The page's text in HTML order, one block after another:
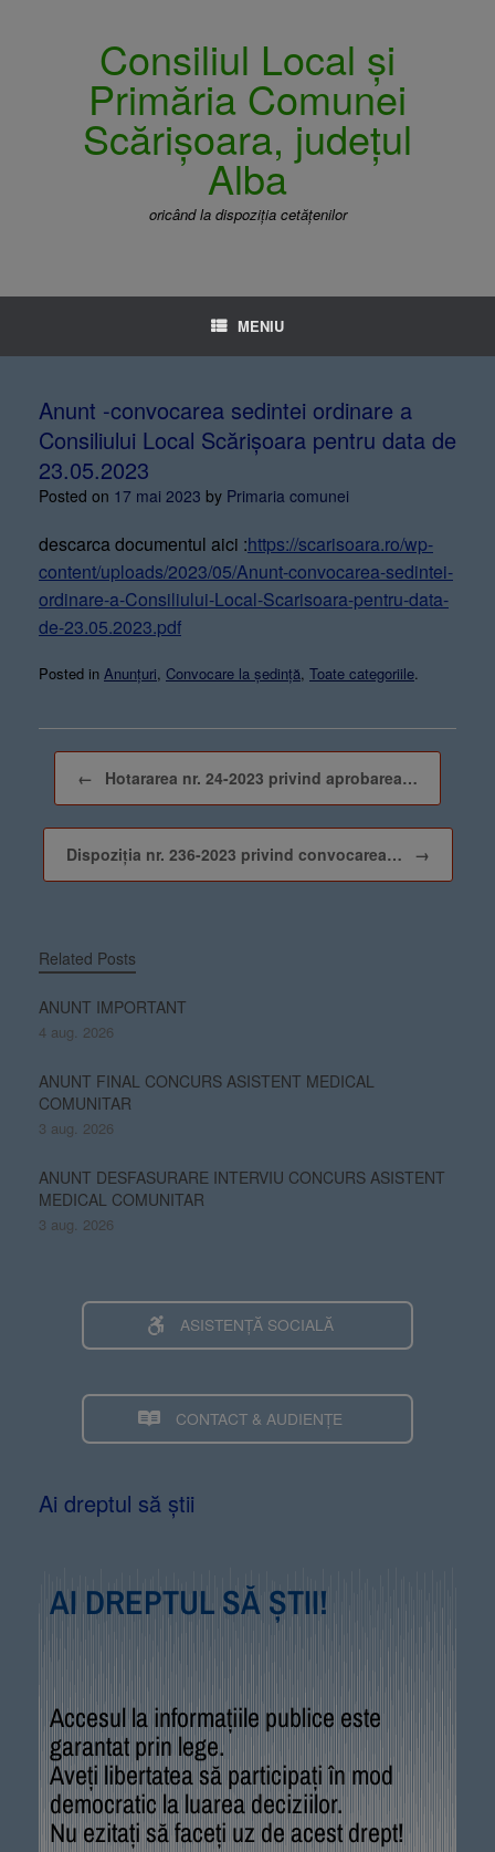
Consiliul Local și
Primăria Comunei
Scărișoara, județul
Alba
oricând la dispoziția cetățenilor
MENIU
Anunt -convocarea sedintei ordinare a
Consiliului Local Scărișoara pentru data de
23.05.2023
Posted on 17 mai 2023 by Primaria comunei
descarca documentul aici :https://scarisoara.ro/wp-
content/uploads/2023/05/Anunt-convocarea-sedintei-
ordinare-a-Consiliului-Local-Scarisoara-pentru-data-
de-23.05.2023.pdf
Posted in Anunțuri, Convocare la ședință, Toate categoriile.
← Hotararea nr. 24-2023 privind aprobarea…
Dispoziția nr. 236-2023 privind convocarea… →
Related Posts
ANUNT IMPORTANT
4 aug. 2026
ANUNT FINAL CONCURS ASISTENT MEDICAL
COMUNITAR
3 aug. 2026
ANUNT DESFASURARE INTERVIU CONCURS ASISTENT
MEDICAL COMUNITAR
3 aug. 2026
ASISTENȚĂ SOCIALĂ
CONTACT & AUDIENȚE
Ai dreptul să știi
AI DREPTUL SĂ ȘTII!
Accesul la informațiile publice este
garantat prin lege.
Aveți libertatea să participați în mod
democratic la luarea deciziilor.
Nu ezitați să faceți uz de acest drept!